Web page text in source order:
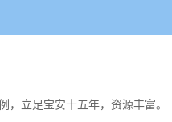
，立足宝安十五年，资源丰富。